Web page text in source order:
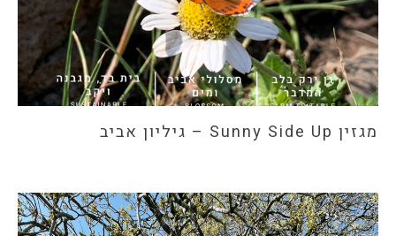
מגזין Sunny Side Up – גיליון אביב